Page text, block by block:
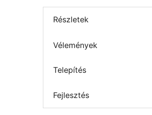
Részletek
Vélemények
Telepítés
Fejlesztés